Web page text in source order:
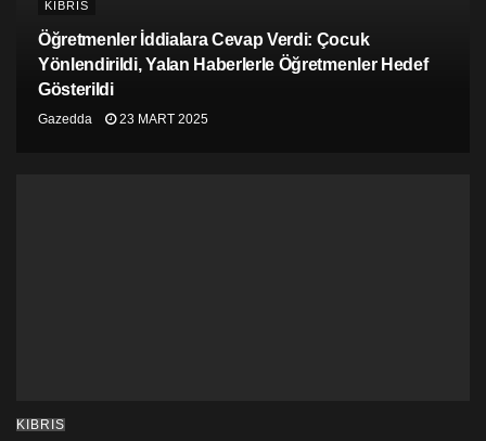
KIBRIS
Öğretmenler İddialara Cevap Verdi: Çocuk
Yönlendirildi, Yalan Haberlerle Öğretmenler Hedef
Gösterildi
Gazedda 23 MART 2025
KIBRIS